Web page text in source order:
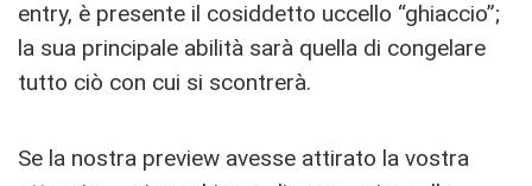
entry, è presente il cosiddetto uccello “ghiaccio”;
la sua principale abilità sarà quella di congelare
tutto ciò con cui si scontrerà.
Se la nostra preview avesse attirato la vostra